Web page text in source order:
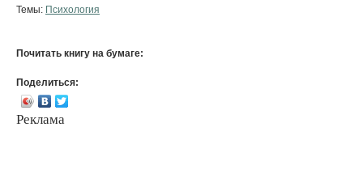
Темы: Психология
Почитать книгу на бумаге:
Поделиться:
Реклама